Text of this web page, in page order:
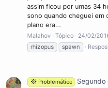
assim ficou por umas 34
sono quando cheguei em
plano era...
Malahov Tópico 24/02/
rhizopus
spawn
Problemático Segundo